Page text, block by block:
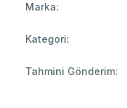
Marka:
Kategori:
Tahmini Gönderim: